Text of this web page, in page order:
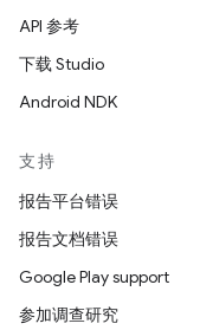
API 参考
下载 Studio
Android NDK
支持
报告平台错误
报告文档错误
Google Play support
参加调查研究